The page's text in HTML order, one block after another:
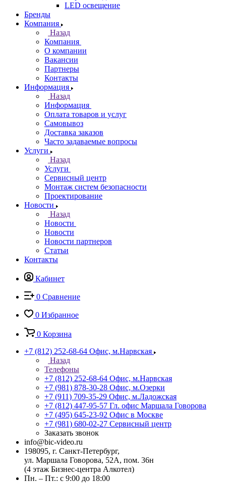
LED освещение
Бренды
Компания
Назад
Компания
О компании
Вакансии
Партнеры
Контакты
Информация
Назад
Информация
Оплата товаров и услуг
Самовывоз
Доставка заказов
Часто задаваемые вопросы
Услуги
Назад
Услуги
Сервисный центр
Монтаж систем безопасности
Проектирование
Новости
Назад
Новости
Новости
Новости партнеров
Статьи
Контакты
Кабинет
0 Сравнение
0 Избранное
0 Корзина
+7 (812) 252-68-64 Офис, м.Нарвская
Назад
Телефоны
+7 (812) 252-68-64 Офис, м.Нарвская
+7 (981) 878-30-28 Офис, м.Озерки
+7 (911) 709-35-29 Офис, м.Ладожская
+7 (812) 447-95-57 Гл. офис Маршала Говорова
+7 (495) 645-23-92 Офис в Москве
+7 (981) 680-02-27 Сервисный центр
Заказать звонок
info@bic-video.ru
198095, г. Санкт-Петербург,
ул. Маршала Говорова, 52А, пом. 36н
(4 этаж Бизнес-центра Алкотел)
Пн. – Пт.: с 9:00 до 18:00